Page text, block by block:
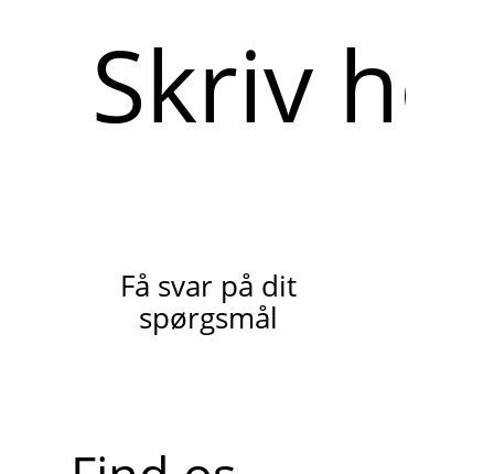
her
Få svar på dit
spørgsmål